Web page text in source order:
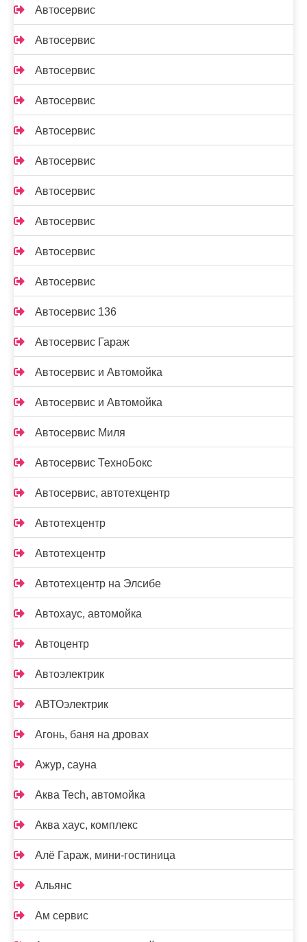
Автосервис
Автосервис
Автосервис
Автосервис
Автосервис
Автосервис
Автосервис
Автосервис
Автосервис
Автосервис
Автосервис 136
Автосервис Гараж
Автосервис и Автомойка
Автосервис и Автомойка
Автосервис Миля
Автосервис ТехноБокс
Автосервис, автотехцентр
Автотехцентр
Автотехцентр
Автотехцентр на Элсибе
Автохаус, автомойка
Автоцентр
Автоэлектрик
АВТОэлектрик
Агонь, баня на дровах
Ажур, сауна
Аква Tech, автомойка
Аква хаус, комплекс
Алё Гараж, мини-гостиница
Альянс
Ам сервис